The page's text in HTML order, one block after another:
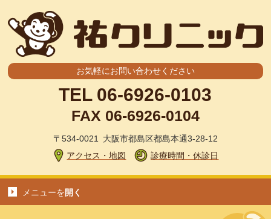
お気軽にお問い合わせください
TEL 06-6926-0103
FAX 06-6926-0104
〒534-0021 大阪市都島区都島本通3-28-12
アクセス・地図
診療時間・休診日
メニューを開く